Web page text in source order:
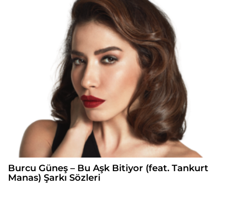
Burcu Güneş – Bu Aşk Bitiyor (feat. Tankurt
Manas) Şarkı Sözleri